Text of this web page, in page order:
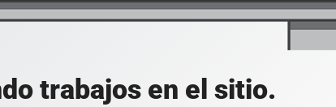
trabajos en el sitio.